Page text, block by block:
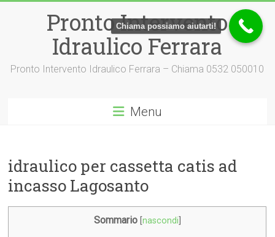
Pronto Intervento
Idraulico Ferrara
Pronto Intervento Idraulico Ferrara – Chiama 0532 050010
Menu
idraulico per cassetta catis ad
incasso Lagosanto
Sommario nascondi
Chiama possiamo aiutarti!